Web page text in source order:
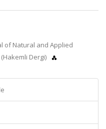
of Natural and Applied
Dergi)